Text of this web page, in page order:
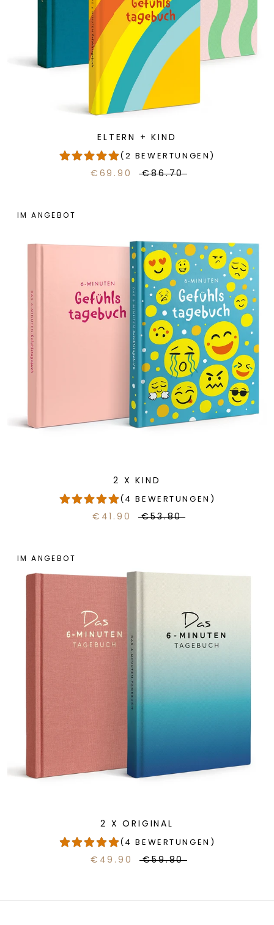
ELTERN + KIND
(2 BEWERTUNGEN)
€69.90 €86.70
IM ANGEBOT
2 X KIND
(4 BEWERTUNGEN)
€41.90 €53.80
IM ANGEBOT
2 X ORIGINAL
(4 BEWERTUNGEN)
€49.90 €59.80